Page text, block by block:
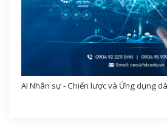
AI Nhân sự - Chiến lược và Ứng dụng